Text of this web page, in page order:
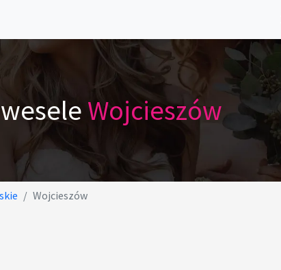
Wojcieszów
Wojcieszów